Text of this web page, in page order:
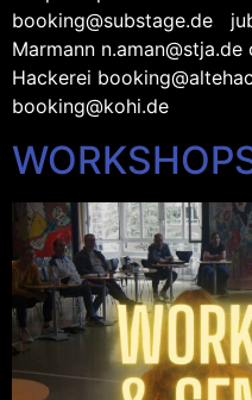
booking@substage.de
Marmann
Hackerei
booking@kohi.de